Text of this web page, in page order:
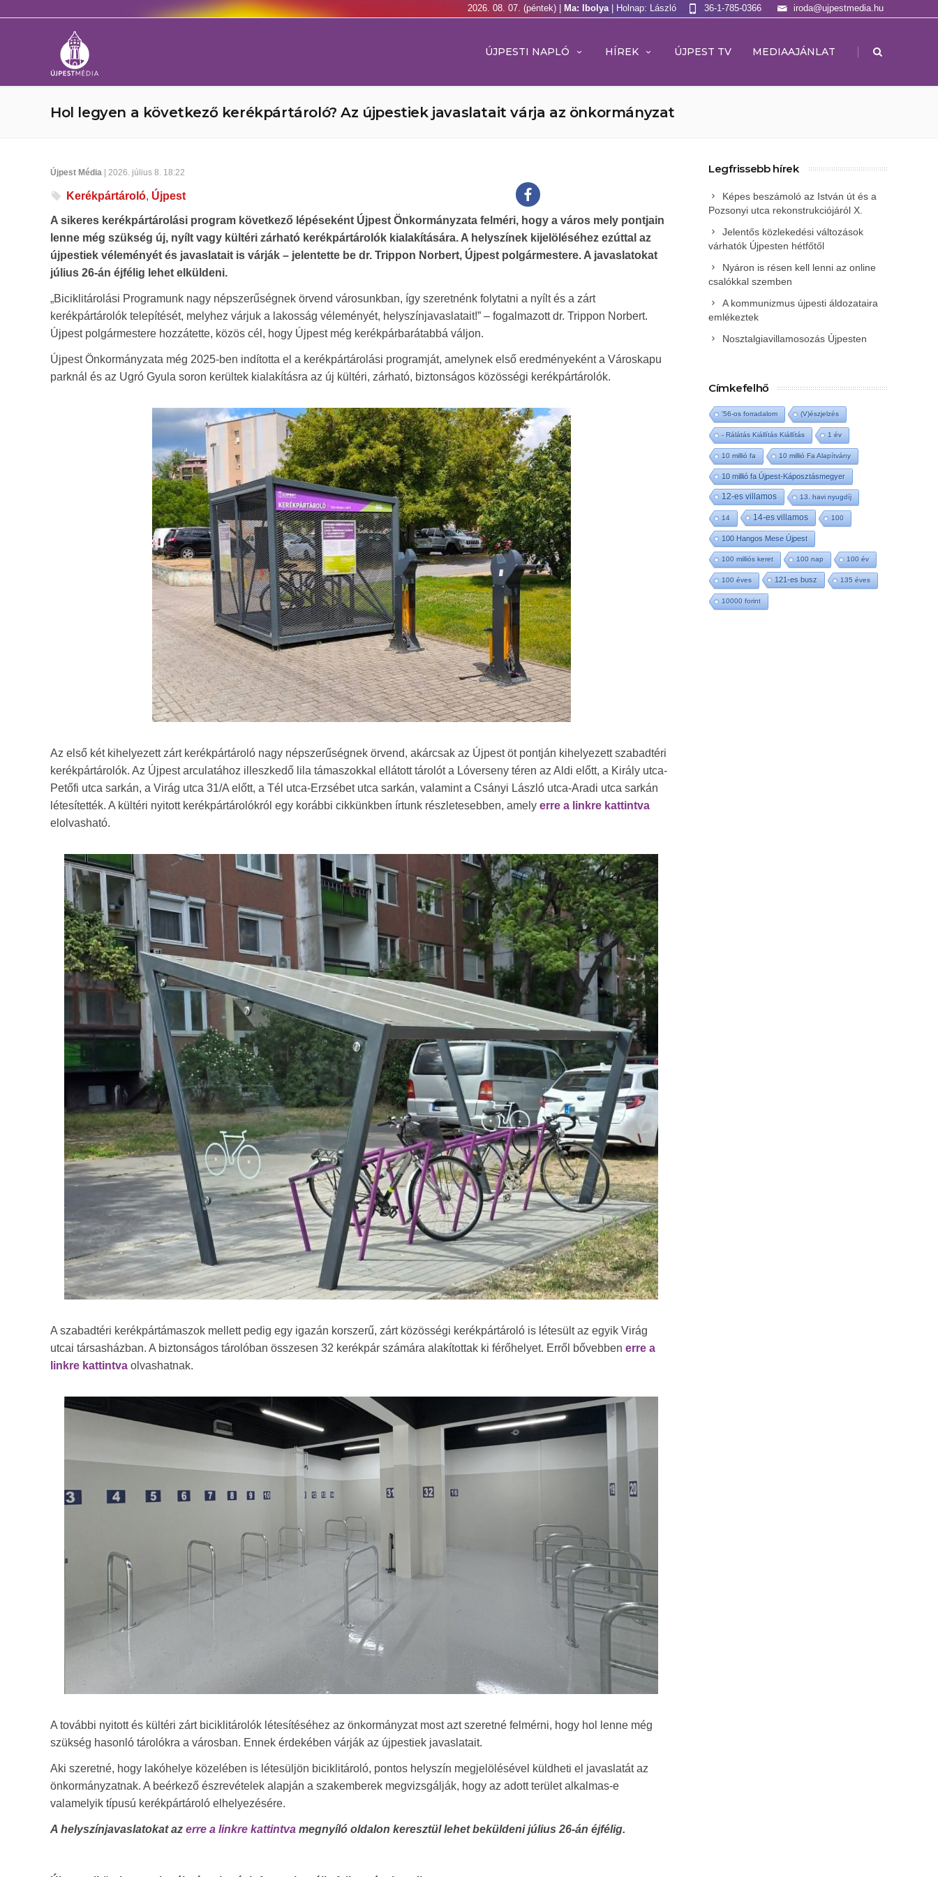
2026. 08. 07. (péntek) | Ma: Ibolya | Holnap: László iroda@ujpestmedia.hu
36-1-785-0366
ÚJPESTI NAPLÓ HÍREK ÚJPEST TV MEDIAAJÁNLAT |
Hol legyen a következő kerékpártároló? Az újpestiek javaslatait várja az önkormányzat
Újpest Média | 2026. július 8. 18:22
Kerékpártároló, Újpest
A sikeres kerékpártárolási program következő lépéseként Újpest Önkormányzata felméri, hogy a város mely pontjain
lenne még szükség új, nyílt vagy kültéri zárható kerékpártárolók kialakítására. A helyszínek kijelöléséhez ezúttal az
újpestiek véleményét és javaslatait is várják – jelentette be dr. Trippon Norbert, Újpest polgármestere. A javaslatokat
július 26-án éjfélig lehet elküldeni.
„Biciklitárolási Programunk nagy népszerűségnek örvend városunkban, így szeretnénk folytatni a nyílt és a zárt
kerékpártárolók telepítését, melyhez várjuk a lakosság véleményét, helyszínjavaslatait!” – fogalmazott dr. Trippon Norbert.
Újpest polgármestere hozzátette, közös cél, hogy Újpest még kerékpárbarátabbá váljon.
Újpest Önkormányzata még 2025-ben indította el a kerékpártárolási programját, amelynek első eredményeként a Városkapu
parknál és az Ugró Gyula soron kerültek kialakításra az új kültéri, zárható, biztonságos közösségi kerékpártárolók.
Az első két kihelyezett zárt kerékpártároló nagy népszerűségnek örvend, akárcsak az Újpest öt pontján kihelyezett szabadtéri
kerékpártárolók. Az Újpest arculatához illeszkedő lila támaszokkal ellátott tárolót a Lóverseny téren az Aldi előtt, a Király utca-
Petőfi utca sarkán, a Virág utca 31/A előtt, a Tél utca-Erzsébet utca sarkán, valamint a Csányi László utca-Aradi utca sarkán
létesítették. A kültéri nyitott kerékpártárolókról egy korábbi cikkünkben írtunk részletesebben, amely erre a linkre kattintva
elolvasható.
A szabadtéri kerékpártámaszok mellett pedig egy igazán korszerű, zárt közösségi kerékpártároló is létesült az egyik Virág
utcai társasházban. A biztonságos tárolóban összesen 32 kerékpár számára alakítottak ki férőhelyet. Erről bővebben erre a
linkre kattintva olvashatnak.
A további nyitott és kültéri zárt biciklitárolók létesítéséhez az önkormányzat most azt szeretné felmérni, hogy hol lenne még
szükség hasonló tárolókra a városban. Ennek érdekében várják az újpestiek javaslatait.
Aki szeretné, hogy lakóhelye közelében is létesüljön biciklitároló, pontos helyszín megjelölésével küldheti el javaslatát az
önkormányzatnak. A beérkező észrevételek alapján a szakemberek megvizsgálják, hogy az adott terület alkalmas-e
valamelyik típusú kerékpártároló elhelyezésére.
A helyszínjavaslatokat az erre a linkre kattintva megnyíló oldalon keresztül lehet beküldeni július 26-án éjfélig.
Legfrissebb hírek
Képes beszámoló az István út és a
Pozsonyi utca rekonstrukciójáról X.
Jelentős közlekedési változások
várhatók Újpesten hétfőtől
Nyáron is résen kell lenni az online
csalókkal szemben
A kommunizmus újpesti áldozataira
emlékeztek
Nosztalgiavillamosozás Újpesten
Címkefelhő
'56-os forradalom (V)észjelzés
- Rálátás Kiállítás Kiállítás 1 év
10 millió fa 10 millió Fa Alapítvány
10 millió fa Újpest-Káposztásmegyer
12-es villamos 13. havi nyugdíj
14 14-es villamos 100
100 Hangos Mese Újpest
100 milliós keret 100 nap 100 év
100 éves 121-es busz 135 éves
10000 forint